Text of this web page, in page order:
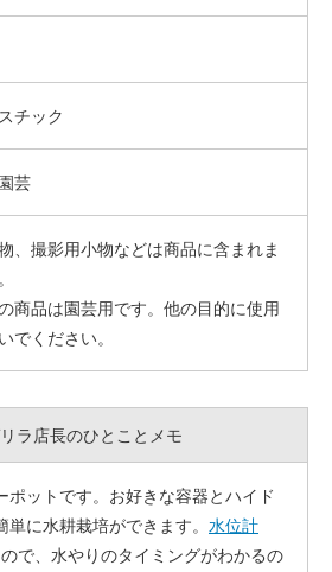
チック
芸
、撮影用小物などは商品に含まれま
の商品は園芸用です。他の目的に使用
でください。
ラ店長のひとことメモ
ポットです。お好きな容器とハイド
に水耕栽培ができます。 水位計
で、水やりのタイミングがわかるの